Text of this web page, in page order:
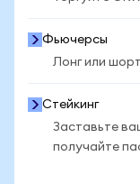
Фьючерсы
Лонг или
Стейкинг
Заставьте
получайте